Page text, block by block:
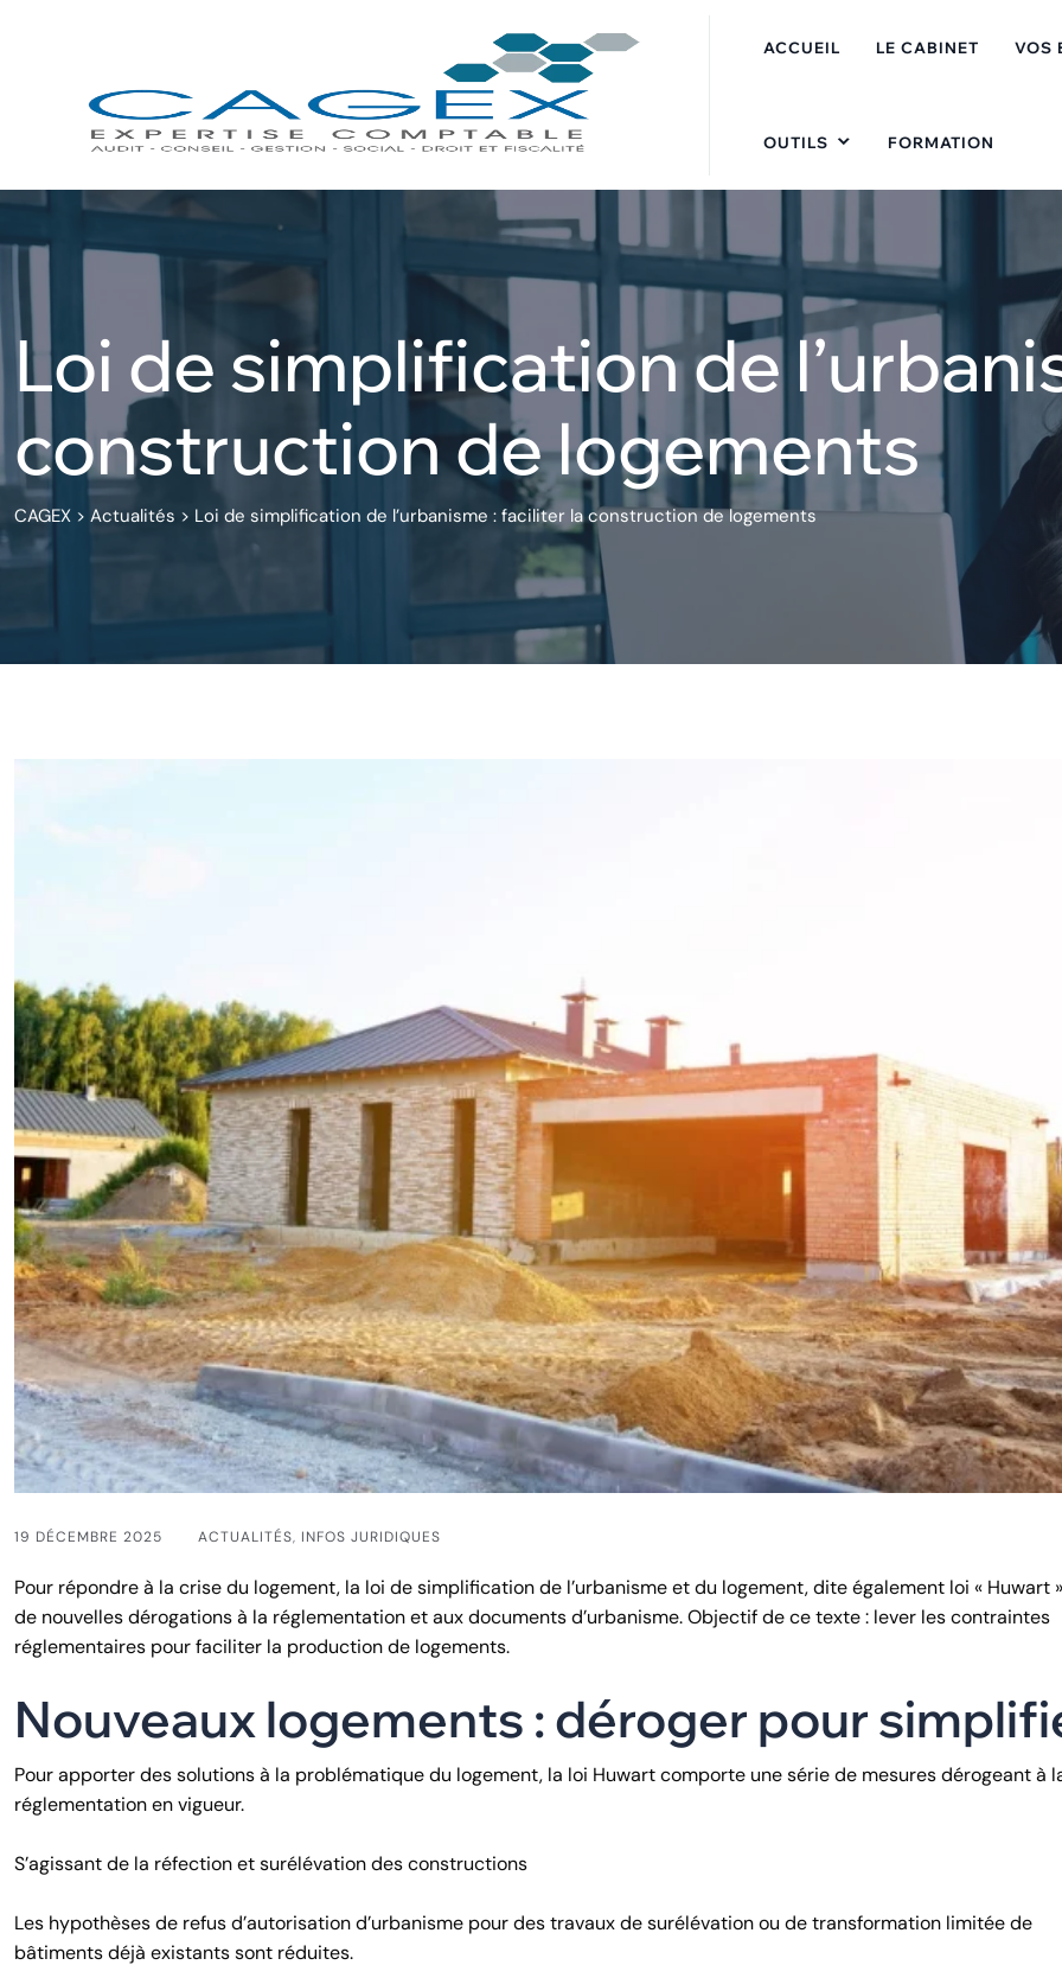
ACCUEIL LE CABINET VOS
OUTILS FORMATION
Loi de simplification de
construction de logements
CAGEX > Actualités > Loi de simplification de l’urbanisme : faciliter la construction de logements
19 DÉCEMBRE 2025 ACTUALITÉS, INFOS JURIDIQUES
Pour répondre à la crise du logement, la loi de simplification de l’urbanisme et du logement, dite également loi « Huwart
de nouvelles dérogations à la réglementation et aux documents d’urbanisme. Objectif de ce texte : lever les contraintes
réglementaires pour faciliter la production de logements.
Nouveaux logements : déroger pour
Pour apporter des solutions à la problématique du logement, la loi Huwart comporte une série de mesures dérogeant à
réglementation en vigueur.
S’agissant de la réfection et surélévation des constructions
Les hypothèses de refus d’autorisation d’urbanisme pour des travaux de surélévation ou de transformation limitée de
bâtiments déjà existants sont réduites.